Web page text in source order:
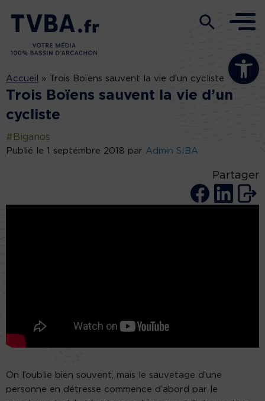
Ouvrir la
Accueil » Trois Boïens sauvent la vie d’un cycliste
Trois Boïens sauvent la vie d’un
cycliste
#Biganos
Publié le 1 septembre 2018 par Admin SIBA
Partager
On l’oublie bien souvent, mais le sauvetage d’une
personne en détresse commence d’abord par le